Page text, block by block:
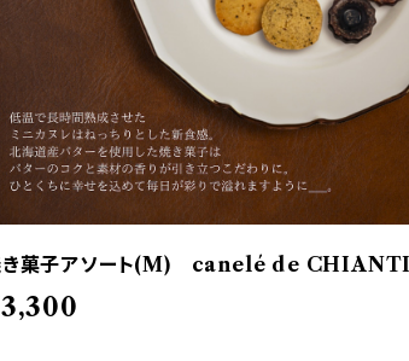
き菓子アソート(M) canelé de CHIANTI